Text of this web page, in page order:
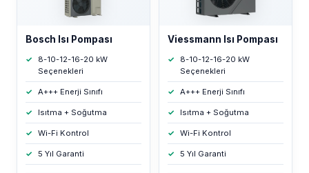
Bosch Isı Pompası
8-10-12-16-20 kW
Seçenekleri
A+++ Enerji Sınıfı
Isıtma + Soğutma
Wi-Fi Kontrol
5 Yıl Garanti
Viessmann Isı Pompası
8-10-12-16-20 kW
Seçenekleri
A+++ Enerji Sınıfı
Isıtma + Soğutma
Wi-Fi Kontrol
5 Yıl Garanti